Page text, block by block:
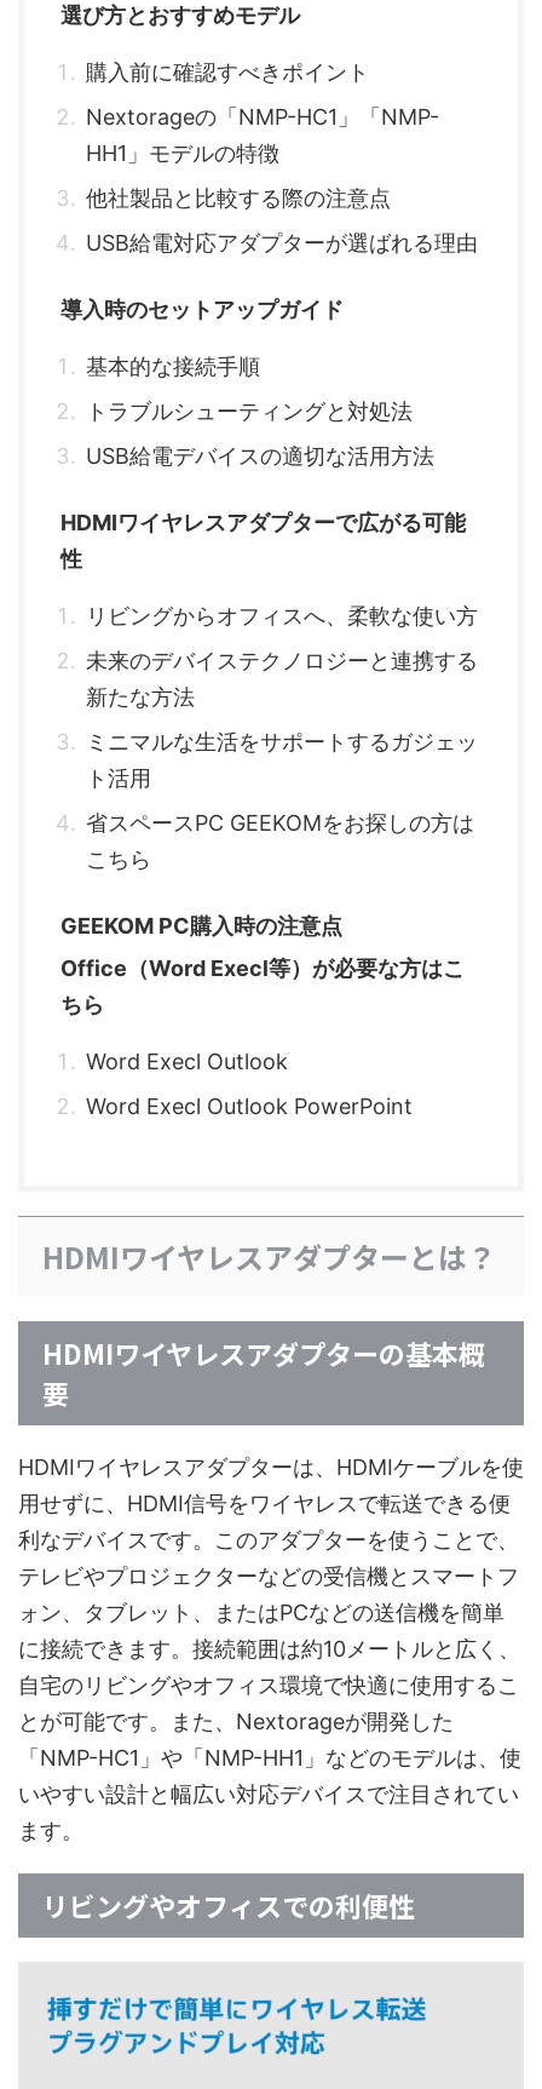
選び方とおすすめモデル
購入前に確認すべきポイント
Nextorageの「NMP-HC1」「NMP-
HH1」モデルの特徴
他社製品と比較する際の注意点
USB給電対応アダプターが選ばれる理由
導入時のセットアップガイド
基本的な接続手順
トラブルシューティングと対処法
USB給電デバイスの適切な活用方法
HDMIワイヤレスアダプターで広がる可能
性
リビングからオフィスへ、柔軟な使い方
未来のデバイステクノロジーと連携する
新たな方法
ミニマルな生活をサポートするガジェッ
ト活用
省スペースPC GEEKOMをお探しの方は
こちら
GEEKOM PC購入時の注意点
Office（Word Execl等）が必要な方はこ
ちら
Word Execl Outlook
Word Execl Outlook PowerPoint
HDMIワイヤレスアダプターとは？
HDMIワイヤレスアダプターの基本概
要
HDMIワイヤレスアダプターは、HDMIケーブルを使
用せずに、HDMI信号をワイヤレスで転送できる便
利なデバイスです。このアダプターを使うことで、
テレビやプロジェクターなどの受信機とスマートフ
ォン、タブレット、またはPCなどの送信機を簡単
に接続できます。接続範囲は約10メートルと広く、
自宅のリビングやオフィス環境で快適に使用するこ
とが可能です。また、Nextorageが開発した
「NMP-HC1」や「NMP-HH1」などのモデルは、使
いやすい設計と幅広い対応デバイスで注目されてい
ます。
リビングやオフィスでの利便性